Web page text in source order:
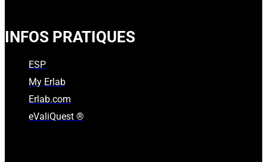
INFOS PRATIQUES
ESP
My Erlab
Erlab.com
eValiQuest ®